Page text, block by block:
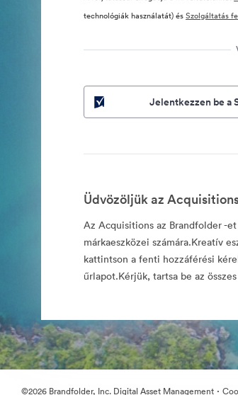
technológiák használatát) ésSzolgáltatás
Jelentkezzen be a
Üdvözöljük az
Az Acquisitions az Brandfolder -
márkaeszközei számára.Kreatív
kattintson a fenti hozzáférési
űrlapot.Kérjük, tartsa be az
©2026 Brandfolder, Inc. Digital Asset Management ·